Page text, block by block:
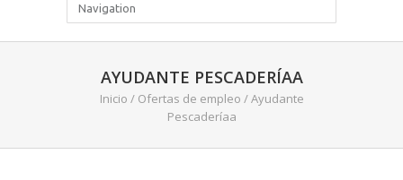
AYUDANTE PESCADERÍAA
Inicio / Ofertas de empleo /Ayudante
Pescaderíaa